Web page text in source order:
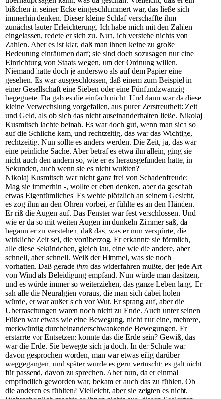
bißchen in seiner Ecke eingeschlummert war, das ließe sich
immerhin denken. Dieser kleine Schlaf verschaffte ihm
zunächst lauter Erleichterung. Ich habe mich mit den Zahlen
eingelassen, redete er sich zu. Nun, ich verstehe nichts von
Zahlen. Aber es ist klar, daß man ihnen keine zu große
Bedeutung einräumen darf; sie sind doch sozusagen nur eine
Einrichtung von Staats wegen, um der Ordnung willen.
Niemand hatte doch je anderswo als auf dem Papier eine
gesehen. Es war ausgeschlossen, daß einem zum Beispiel in
einer Gesellschaft eine Sieben oder eine Fünfundzwanzig
begegnete. Da gab es die einfach nicht. Und dann war da diese
kleine Verwechslung vorgefallen, aus purer Zerstreutheit: Zeit
und Geld, als ob sich das nicht auseinanderhalten ließe. Nikolaj
Kusmitsch lachte beinah. Es war doch gut, wenn man sich so
auf die Schliche kam, und rechtzeitig, das war das Wichtige,
rechtzeitig. Nun sollte es anders werden. Die Zeit, ja, das war
eine peinliche Sache. Aber betraf es etwa ihn allein, ging sie
nicht auch den andern so, wie er es herausgefunden hatte, in
Sekunden, auch wenn sie es nicht wußten?
Nikolaj Kusmitsch war nicht ganz frei von Schadenfreude:
Mag sie immerhin -, wollte er eben denken, aber da geschah
etwas Eigentümliches. Es wehte plötzlich an seinem Gesicht,
es zog ihm an den Ohren vorbei, er fühlte es an den Händen.
Er riß die Augen auf. Das Fenster war fest verschlossen. Und
wie er da so mit weiten Augen im dunkeln Zimmer saß, da
begann er zu verstehen, daß das, was er nun verspürte, die
wirkliche Zeit sei, die vorüberzog. Er erkannte sie förmlich,
alle diese Sekündchen, gleich lau, eine wie die andere, aber
schnell, aber schnell. Weiß der Himmel, was sie noch
vorhatten. Daß gerade ihm das widerfahren mußte, der jede Art
von Wind als Beleidigung empfand. Nun würde man dasitzen,
und es würde immer so weiterziehen, das ganze Leben lang. Er
sah alle die Neuralgien voraus, die man sich dabei holen
würde, er war außer sich vor Wut. Er sprang auf, aber die
Uberraschungen waren noch nicht zu Ende. Auch unter seinen
Füßen war etwas wie eine Bewegung, nicht nur eine, mehrere,
merkwürdig durcheinanderschwankende Bewegungen. Er
erstarrte vor Entsetzen: konnte das die Erde sein? Gewiß, das
war die Erde. Sie bewegte sich ja doch. In der Schule war
davon gesprochen worden, man war etwas eilig darüber
weggegangen, und später wurde es gern vertuscht; es galt nicht
für passend, davon zu sprechen. Aber nun, da er einmal
empfindlich geworden war, bekam er auch das zu fühlen. Ob
die anderen es fühlten? Vielleicht, aber sie zeigten es nicht.